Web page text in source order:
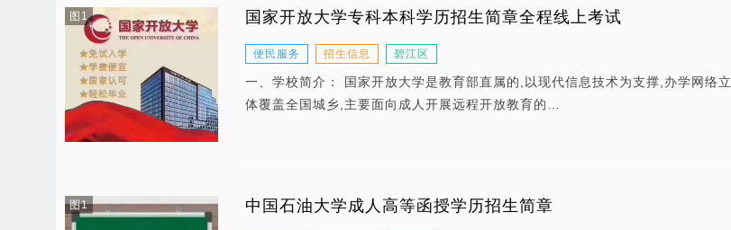
图1 国家开放大学专科本科学历招生简章全程线上考试
便民服务 招生信息 碧江区
一、学校简介： 国家开放大学是教育部直属的,以现代信息技术为支撑,办学网络立
体覆盖全国城乡,主要面向成人开展远程开放教育的…
图1 中国石油大学成人高等函授学历招生简章